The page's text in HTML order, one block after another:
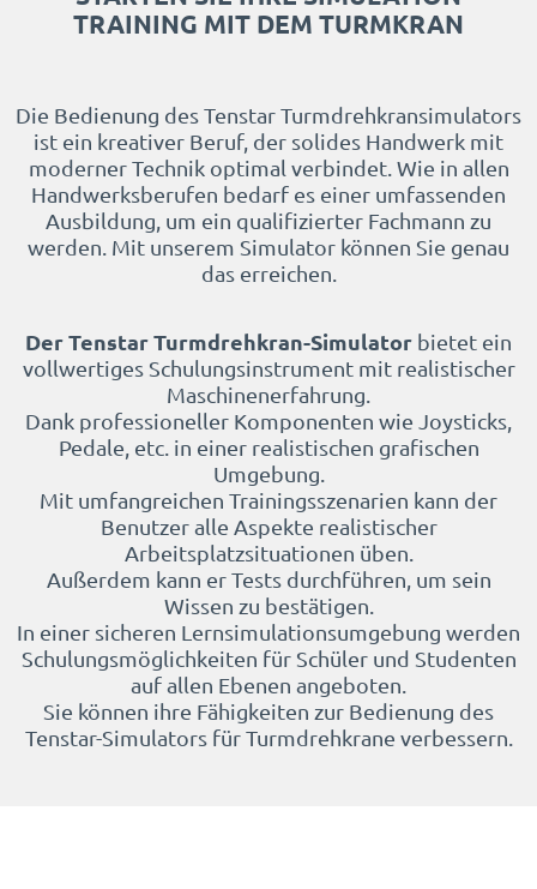
TRAINING MIT DEM TURMKRAN
Die Bedienung des Tenstar Turmdrehkransimulators
ist ein kreativer Beruf, der solides Handwerk mit
moderner Technik optimal verbindet. Wie in allen
Handwerksberufen bedarf es einer umfassenden
Ausbildung, um ein qualifizierter Fachmann zu
werden. Mit unserem Simulator können Sie genau
das erreichen.
Der Tenstar Turmdrehkran-Simulator bietet ein
vollwertiges Schulungsinstrument mit realistischer
Maschinenerfahrung.
Dank professioneller Komponenten wie Joysticks,
Pedale, etc. in einer realistischen grafischen
Umgebung.
Mit umfangreichen Trainingsszenarien kann der
Benutzer alle Aspekte realistischer
Arbeitsplatzsituationen üben.
Außerdem kann er Tests durchführen, um sein
Wissen zu bestätigen.
In einer sicheren Lernsimulationsumgebung werden
Schulungsmöglichkeiten für Schüler und Studenten
auf allen Ebenen angeboten.
Sie können ihre Fähigkeiten zur Bedienung des
Tenstar-Simulators für Turmdrehkrane verbessern.